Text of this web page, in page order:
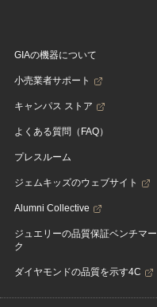
GIAの機器について
小売業者サポート
キャンパス ストア
よくある質問（FAQ）
プレスルーム
ジェムキッズのウェブサイト
Alumni Collective
ジュエリーの品質保証ベンチマー
ク
ダイヤモンドの品質を示す4C